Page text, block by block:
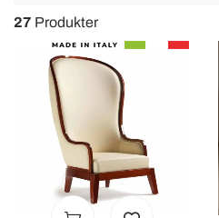
27 Produkter